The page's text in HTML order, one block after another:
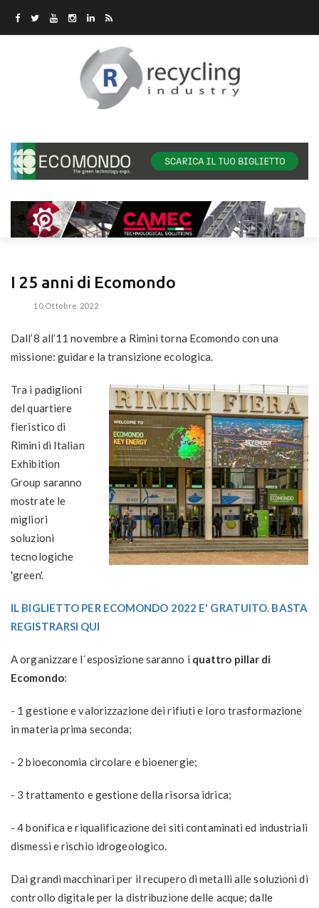
I 25 anni di Ecomondo
10 Ottobre 2022
Dall’8 all’11 novembre a Rimini torna Ecomondo con una
missione: guidare la transizione ecologica.
Tra i padiglioni
del quartiere
fieristico di
Rimini di Italian
Exhibition
Group saranno
mostrate le
migliori
soluzioni
tecnologiche
'green'.
IL BIGLIETTO PER ECOMONDO 2022 E' GRATUITO. BASTA
REGISTRARSI QUI
A organizzare l´esposizione saranno i quattro pillar di
Ecomondo:
- 1 gestione e valorizzazione dei rifiuti e loro trasformazione
in materia prima seconda;
- 2 bioeconomia circolare e bioenergie;
- 3 trattamento e gestione della risorsa idrica;
- 4 bonifica e riqualificazione dei siti contaminati ed industriali
dismessi e rischio idrogeologico.
Dai grandi macchinari per il recupero di metalli alle soluzioni di
controllo digitale per la distribuzione delle acque; dalle